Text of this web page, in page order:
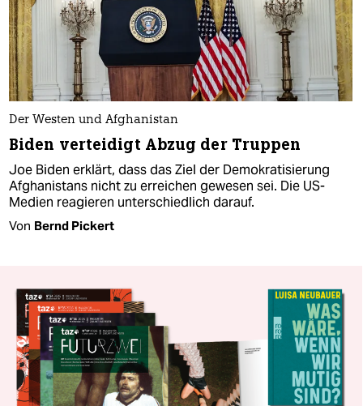
Der Westen und Afghanistan
Biden verteidigt Abzug der Truppen
Joe Biden erklärt, dass das Ziel der Demokratisierung
Afghanistans nicht zu erreichen gewesen sei. Die US-
Medien reagieren unterschiedlich darauf.
Von Bernd Pickert